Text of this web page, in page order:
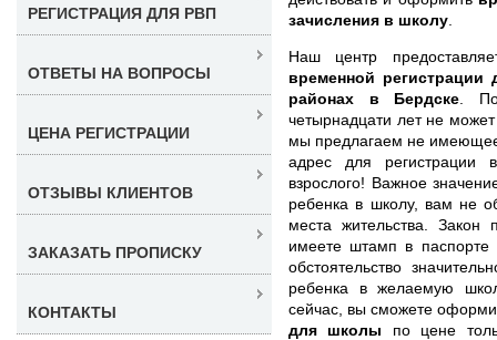
зачисления в школу
Наш центр
временной
районах в Бердске .
четырнадцати лет не
мы предлагаем не
адрес для регистрации
взрослого! Важное
ребенка в школу, вам не
места жительства.
имеете штамп в
обстоятельство
ребенка в желаемую
сейчас, вы сможете
для школы по цене
РЕГИСТРАЦИЯ ДЛЯ РВП
ОТВЕТЫ НА ВОПРОСЫ
ЦЕНА РЕГИСТРАЦИИ
ОТЗЫВЫ КЛИЕНТОВ
ЗАКАЗАТЬ ПРОПИСКУ
КОНТАКТЫ